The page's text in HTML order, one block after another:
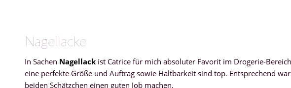
Nagellacke
In Sachen Nagellack ist Catrice für mich absoluter Favorit im Drogerie-
eine perfekte Größe und Auftrag sowie Haltbarkeit sind top. Entsprechend
beiden Schätzchen einen guten Job machen.